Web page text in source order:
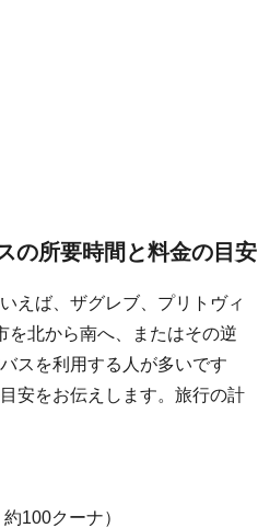
の所要時間と料金の目安
えば、ザグレブ、プリトヴィ
を北から南へ、またはその逆
スを利用する人が多いです
安をお伝えします。旅行の計
100クーナ）